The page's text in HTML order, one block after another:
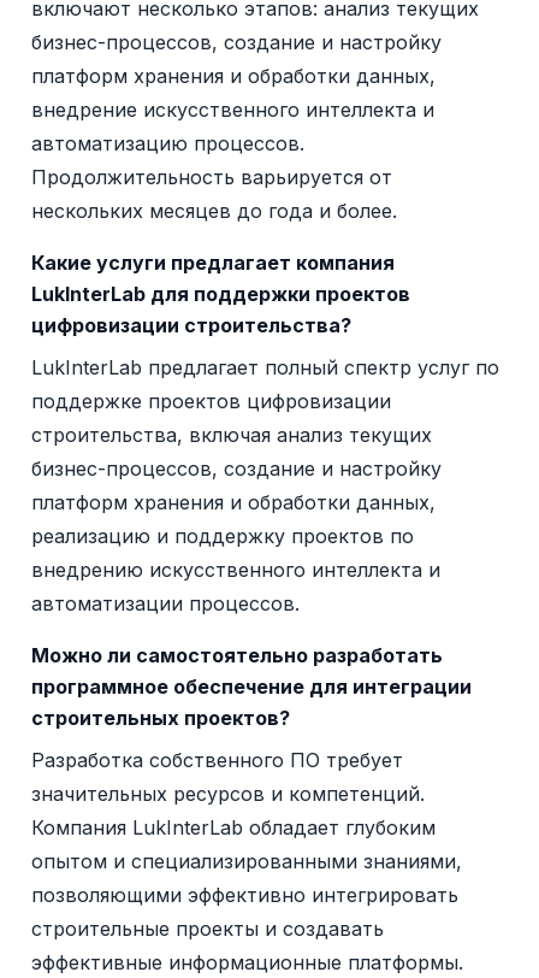
включают несколько этапов: анализ текущих
бизнес-процессов, создание и настройку
платформ хранения и обработки данных,
внедрение искусственного интеллекта и
автоматизацию процессов.
Продолжительность варьируется от
нескольких месяцев до года и более.
Какие услуги предлагает компания
LukInterLab для поддержки проектов
цифровизации строительства?
LukInterLab предлагает полный спектр услуг по
поддержке проектов цифровизации
строительства, включая анализ текущих
бизнес-процессов, создание и настройку
платформ хранения и обработки данных,
реализацию и поддержку проектов по
внедрению искусственного интеллекта и
автоматизации процессов.
Можно ли самостоятельно разработать
программное обеспечение для интеграции
строительных проектов?
Разработка собственного ПО требует
значительных ресурсов и компетенций.
Компания LukInterLab обладает глубоким
опытом и специализированными знаниями,
позволяющими эффективно интегрировать
строительные проекты и создавать
эффективные информационные платформы.